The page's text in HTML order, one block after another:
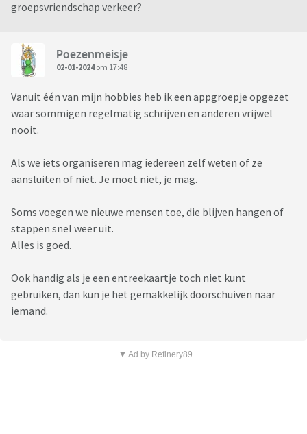
groepsvriendschap verkeer?
Poezenmeisje
02-01-2024om 17:48
Vanuit één van mijn hobbies heb ik een appgroepje opgezet
waar sommigen regelmatig schrijven en anderen vrijwel
nooit.
Als we iets organiseren mag iedereen zelf weten of ze
aansluiten of niet. Je moet niet, je mag.
Soms voegen we nieuwe mensen toe, die blijven hangen of
stappen snel weer uit.
Alles is goed.
Ook handig als je een entreekaartje toch niet kunt
gebruiken, dan kun je het gemakkelijk doorschuiven naar
iemand.
▼ Ad by Refinery89